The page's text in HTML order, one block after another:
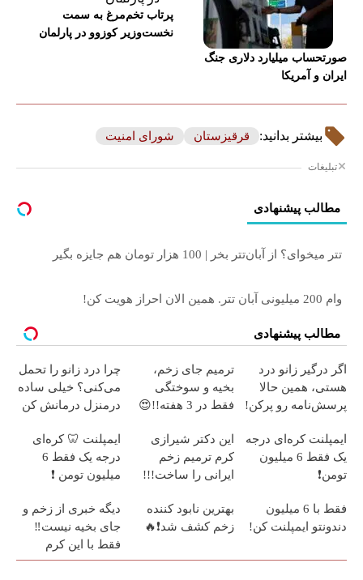
صورتحساب میلیارد دلاری جنگ
ایران و آمریکا
پرتاب تخم‌مرغ به سمت
نخست‌وزیر کوزوو در پارلمان
بیشتر بدانید: قرقیزستان شورای امنیت
تبلیغات
مطالب پیشنهادی
تتر میخوای؟ از آبان‌تتر بخر | 100 هزار تومان هم جایزه بگیر
وام 200 میلیونی آبان تتر. همین الان احراز هویت کن!
مطالب پیشنهادی
اگر درگیر زانو درد
هستی، همین حالا
پرسش‌نامه رو پرکن!
ترمیم جای زخم،
بخیه و سوختگی
فقط در 3 هفته!!😍
چرا درد زانو را تحمل
می‌کنی؟ خیلی ساده
درمنزل درمانش کن
ایمپلنت کره‌ای درجه
یک فقط 6 میلیون
تومن❗
این دکتر شیرازی
کرم ترمیم زخم
ایرانی را ساخت!!!
ایمپلنت 🦷 کره‌ای
درجه یک فقط 6
میلیون تومن ❗
فقط با 6 میلیون
دندونتو ایمپلنت کن!
بهترین نابود کننده
زخم کشف شد❗🔥
دیگه خبری از زخم و
جای بخیه نیست‼️
فقط با این کرم
گیاهی